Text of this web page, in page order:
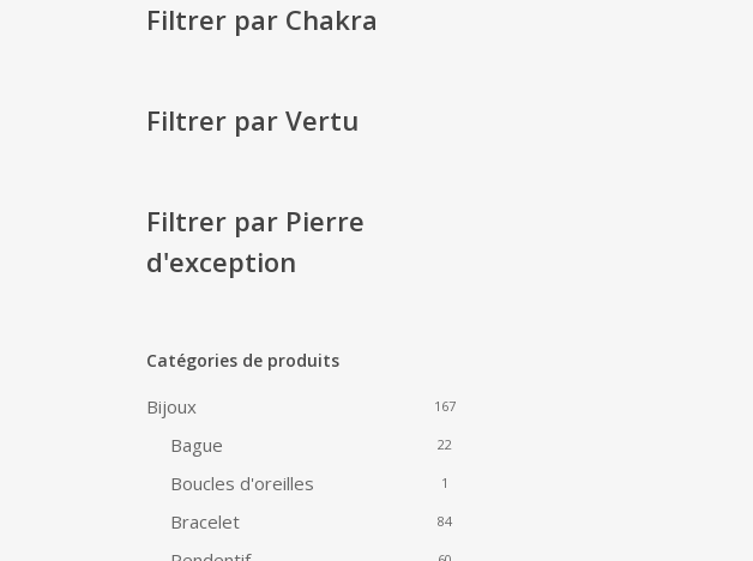
Filtrer par Chakra
Filtrer par Vertu
Filtrer par Pierre
d'exception
Catégories de produits
Bijoux 167
Bague 22
Boucles d'oreilles 1
Bracelet 84